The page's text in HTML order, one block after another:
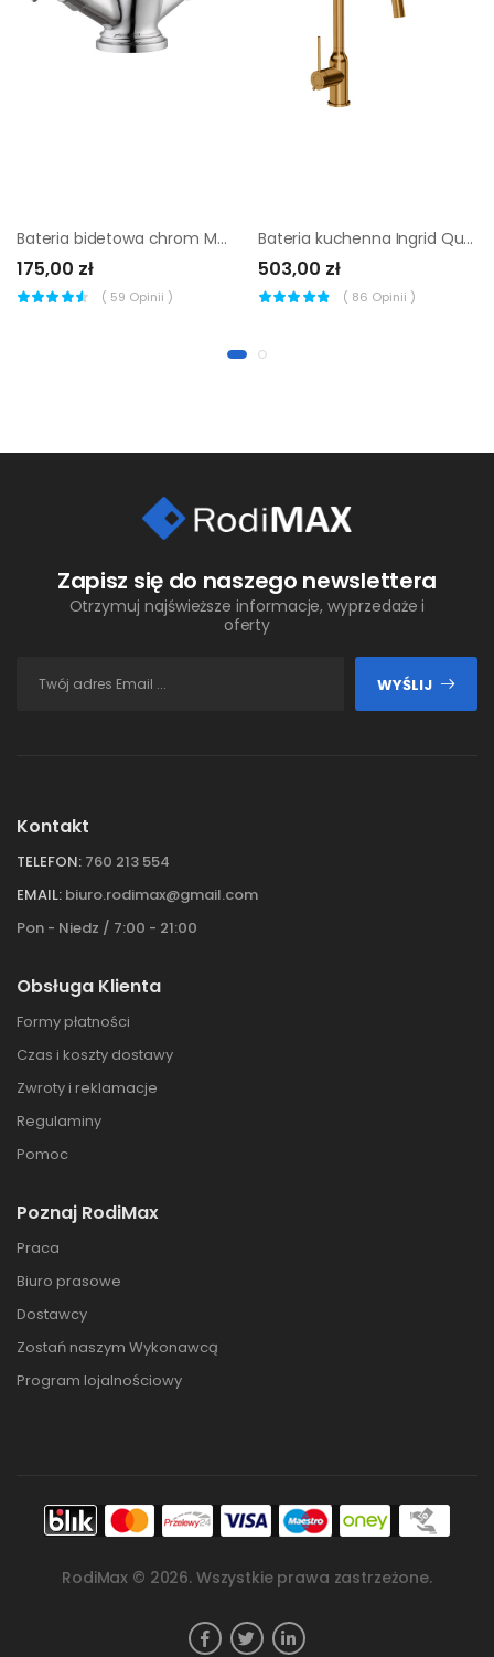
Bateria bidetowa chrom Mauna Sensea
175,00 zł
( 59 Opinii )
Bateria kuchenna Ingrid Quadron
503,00 zł
( 86 Opinii )
Zapisz się do naszego newslettera
Otrzymuj najświeższe informacje, wyprzedaże i
oferty
WYŚLIJ
Kontakt
TELEFON: 760 213 554
EMAIL: biuro.rodimax@gmail.com
Pon - Niedz / 7:00 - 21:00
Obsługa Klienta
Formy płatności
Czas i koszty dostawy
Zwroty i reklamacje
Regulaminy
Pomoc
Poznaj RodiMax
Praca
Biuro prasowe
Dostawcy
Zostań naszym Wykonawcą
Program lojalnościowy
RodiMax © 2026. Wszystkie prawa zastrzeżone.